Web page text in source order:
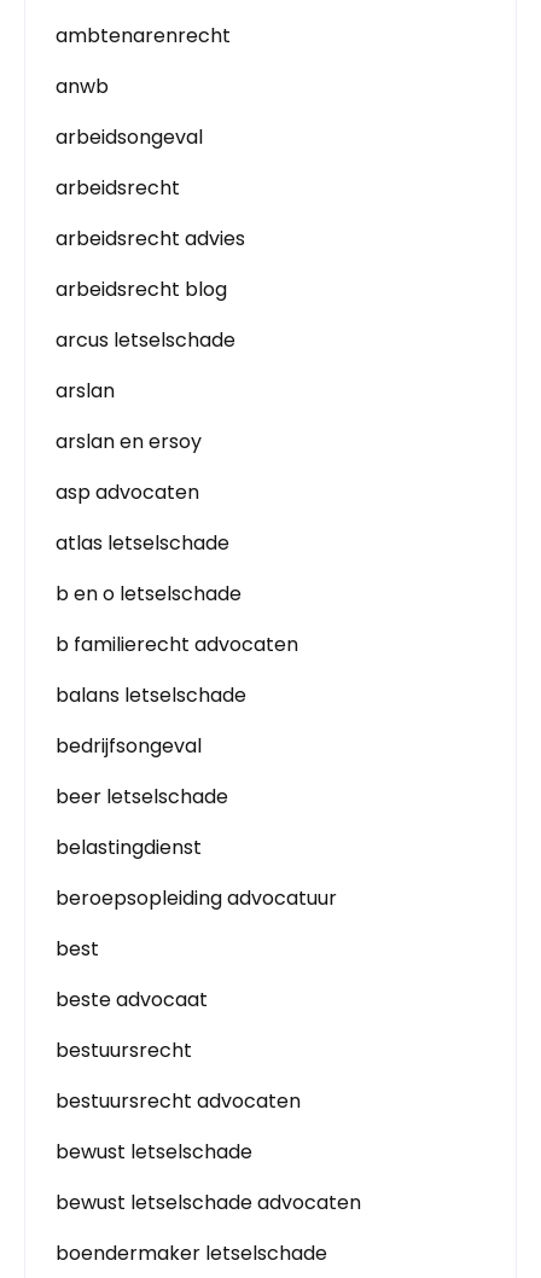
ambtenarenrecht
anwb
arbeidsongeval
arbeidsrecht
arbeidsrecht advies
arbeidsrecht blog
arcus letselschade
arslan
arslan en ersoy
asp advocaten
atlas letselschade
b en o letselschade
b familierecht advocaten
balans letselschade
bedrijfsongeval
beer letselschade
belastingdienst
beroepsopleiding advocatuur
best
beste advocaat
bestuursrecht
bestuursrecht advocaten
bewust letselschade
bewust letselschade advocaten
boendermaker letselschade